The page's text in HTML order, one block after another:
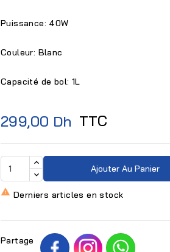
Puissance: 40W
Couleur: Blanc
Capacité de bol: 1L
299,00 Dh TTC
Ajouter Au Panier
 Derniers articles en stock
Partage